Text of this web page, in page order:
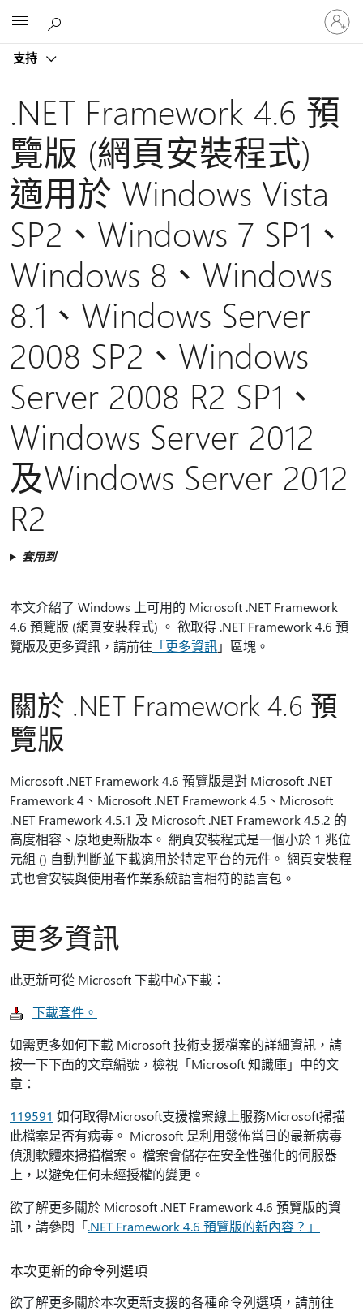
支持
登
入
您
戶
.NET Framework 4.6 預
覽版 (網頁安裝程式)
適用於 Windows Vista
SP2、Windows 7 SP1、
Windows 8、Windows
8.1、Windows Server
2008 SP2、Windows
Server 2008 R2 SP1、
Windows Server 2012
及Windows Server 2012
R2
套用到
本文介紹了 Windows 上可用的 Microsoft .NET Framework
4.6 預覽版 (網頁安裝程式) 。 欲取得 .NET Framework 4.6 預
覽版及更多資訊，請前往 「更多資訊」區塊。
關於 .NET Framework 4.6 預
覽版
Microsoft .NET Framework 4.6 預覽版是對 Microsoft .NET
Framework 4、Microsoft .NET Framework 4.5、Microsoft
.NET Framework 4.5.1 及 Microsoft .NET Framework 4.5.2 的
高度相容、原地更新版本。 網頁安裝程式是一個小於 1 兆位
元組 () 自動判斷並下載適用於特定平台的元件。 網頁安裝程
式也會安裝與使用者作業系統語言相符的語言包。
更多資訊
此更新可從 Microsoft 下載中心下載：
下載套件。
如需更多如何下載 Microsoft 技術支援檔案的詳細資訊，請
按一下下面的文章編號，檢視「Microsoft 知識庫」中的文
章：
119591 如何取得Microsoft支援檔案線上服務Microsoft掃描
此檔案是否有病毒。 Microsoft 是利用發佈當日的最新病毒
偵測軟體來掃描檔案。 檔案會儲存在安全性強化的伺服器
上，以避免任何未經授權的變更。
欲了解更多關於 Microsoft .NET Framework 4.6 預覽版的資
訊，請參閱「.NET Framework 4.6 預覽版的新內容？」
本次更新的命令列選項
欲了解更多關於本次更新支援的各種命令列選項，請前往